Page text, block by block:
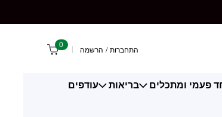
התחברות / הרשמה 0
פעמי ומתכלים בריאות
עודפים